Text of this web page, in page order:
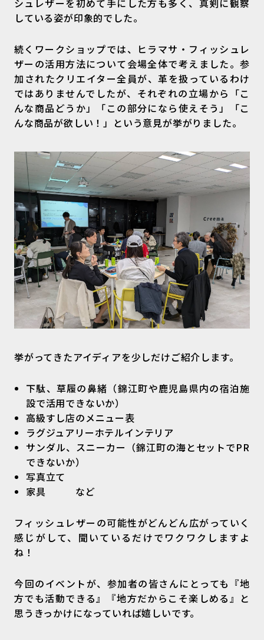
している姿が印象的でした。
続くワークショップでは、ヒラマサ・フィッシュレ
ザーの活用方法について会場全体で考えました。参
加されたクリエイター全員が、革を扱っているわけ
ではありませんでしたが、それぞれの立場から「こ
んな商品どうか」「この部分になら使えそう」「こ
んな商品が欲しい！」という意見が挙がりました。
挙がってきたアイディアを少しだけご紹介します。
下駄、草履の鼻緒（錦江町や鹿児島県内の宿泊施
設で活用できないか）
高級すし店のメニュー表
ラグジュアリーホテルインテリア
サンダル、スニーカー（錦江町の海とセットでPR
できないか）
写真立て
家具 など
フィッシュレザーの可能性がどんどん広がっていく
感じがして、聞いているだけでワクワクしますよ
ね！
今回のイベントが、参加者の皆さんにとっても『地
方でも活動できる』『地方だからこそ楽しめる』と
思うきっかけになっていれば嬉しいです。